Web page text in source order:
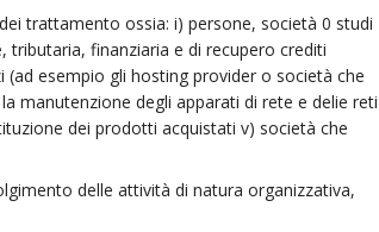
trattamento ossia: i) persone, società 0 studi
finanziaria e di recupero crediti
(ad esempio gli hosting provider o società che
manutenzione degli apparati di rete e delie reti
dei prodotti acquistati v) società che
delle attività di natura organizzativa,